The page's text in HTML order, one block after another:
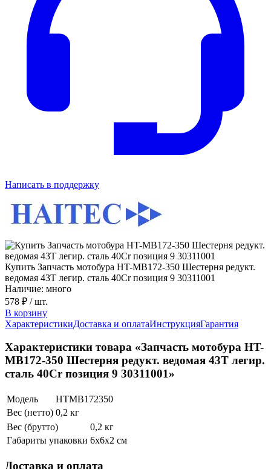
Написать в поддержку
Купить Запчасть мотобура HT-MB172-350 Шестерня редукт.
ведомая 43T легир. сталь 40Cr позиция 9 30311001
Наличие: много
578 ₽ / шт.
В корзину
ХарактеристикиДоставка и оплатаИнструкцияГарантия
Характеристики товара «Запчасть мотобура HT-
MB172-350 Шестерня редукт. ведомая 43T легир.
сталь 40Cr позиция 9 30311001»
Модель
HTMB172350
Вес (нетто) 0,2 кг
Вес (брутто)
0,2 кг
Габариты упаковки 6х6х2 см
Доставка и оплата